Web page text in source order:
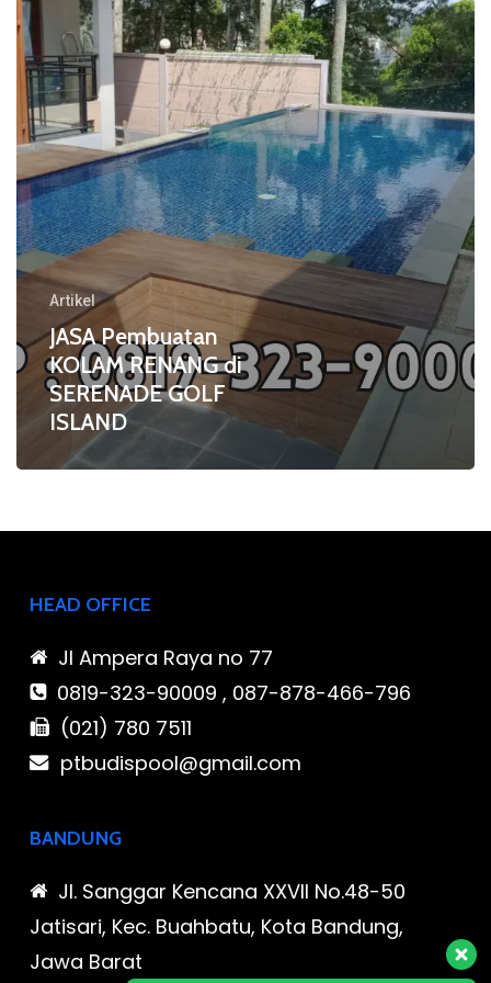
di
SERENADE
GOLF
ISLAND
Artikel
JASA Pembuatan
KOLAM RENANG di
SERENADE GOLF
ISLAND
HEAD OFFICE
Jl Ampera Raya no 77
0819-323-90009 , 087-878-466-796
(021) 780 7511
ptbudispool@gmail.com
BANDUNG
Jl. Sanggar Kencana XXVII No.48-50
Jatisari, Kec. Buahbatu, Kota Bandung,
Jawa Barat